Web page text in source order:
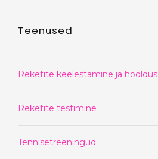
Teenused
Reketite keelestamine ja hooldus
Reketite testimine
Tennisetreeningud